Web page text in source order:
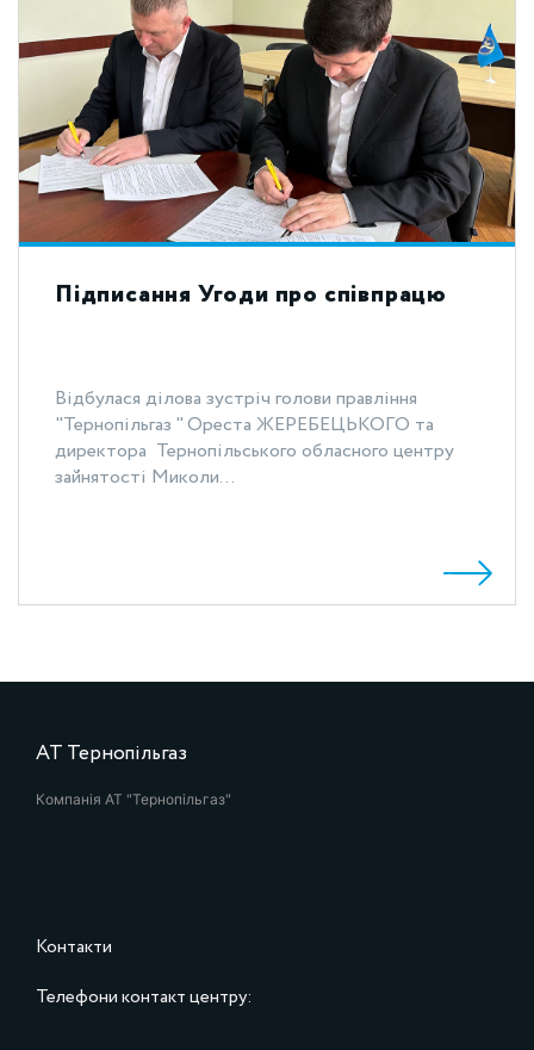
Підписання Угоди про співпрацю
Відбулася ділова зустріч голови правління
"Тернопільгаз " Ореста ЖЕРЕБЕЦЬКОГО та
директора Тернопільського обласного центру
зайнятості Миколи...
АТ Тернопільгаз
Компанія АТ "Тернопільгаз"
Контакти
Телефони контакт центру: